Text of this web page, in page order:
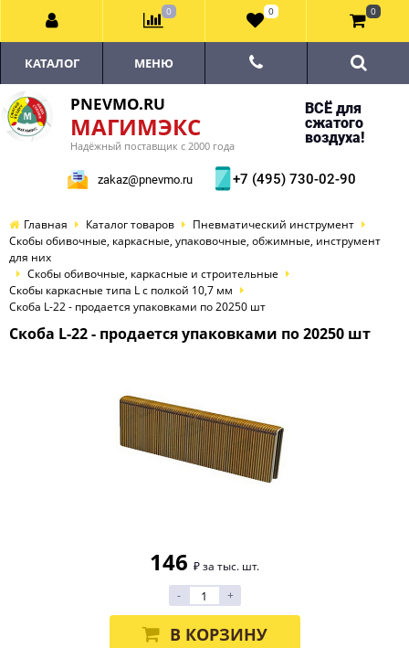
PNEVMO.RU
МАГИМЭКС
Надёжный поставщик с 2000 года
ВСЁ для
сжатого
воздуха!
zakaz@pnevmo.ru +7 (495) 730-02-90
КАТАЛОГ МЕНЮ
Главная Каталог товаров
Пневматический инструмент
Скобы обивочные, каркасные, упаковочные, обжимные, инструмент
для них
Скобы обивочные, каркасные и строительные
Скобы каркасные типа L с полкой 10,7 мм
Скоба L-22 - продается упаковками по 20250 шт
Скоба L-22 - продается упаковками по 20250 шт
146 ₽ за тыс. шт.
-
+
В КОРЗИНУ
0 0 0